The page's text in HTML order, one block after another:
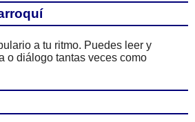
a tu ritmo. Puedes leer y
o diálogo tantas veces como